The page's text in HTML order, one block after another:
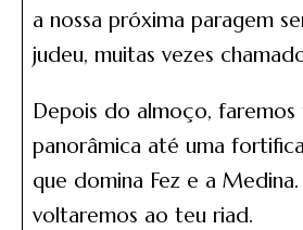
a nossa próxima paragem
judeu, muitas vezes
Depois do almoço, faremos
panorâmica até uma
que domina Fez e a
voltaremos ao teu riad.